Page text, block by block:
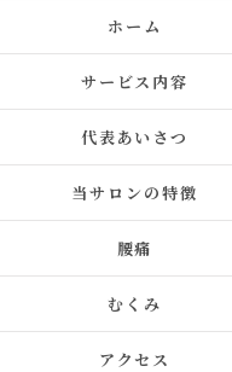
ホーム
サービス内容
代表あいさつ
当サロンの特徴
腰痛
むくみ
アクセス